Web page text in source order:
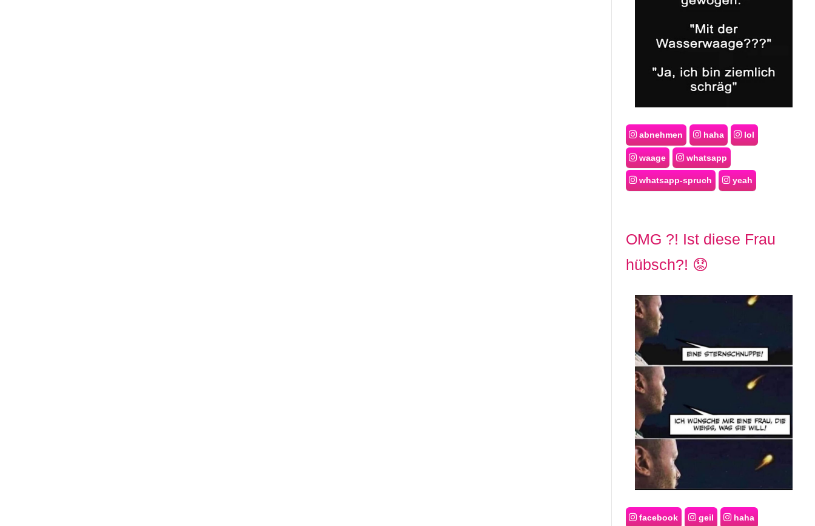
abnehmen haha lol
waage whatsapp
whatsapp-spruch yeah
OMG ?! Ist diese Frau
hübsch?! 😟
facebook geil haha